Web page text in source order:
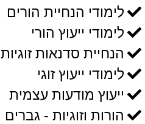
לימודי הנחיית הורים
לימודי ייעוץ הורי
הנחיית סדנאות זוגיות
לימודי ייעוץ זוגי
ייעוץ מודעות עצמית
הורות וזוגיות - גברים